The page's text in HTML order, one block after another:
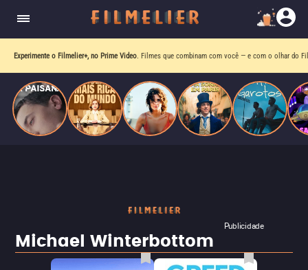
Experimente o Filmelier+, no Prime Video . Filmes que combinam com você — e com o olhar do
Publicidade
Michael Winterbottom
quando se apaixona por um de seus alvos.